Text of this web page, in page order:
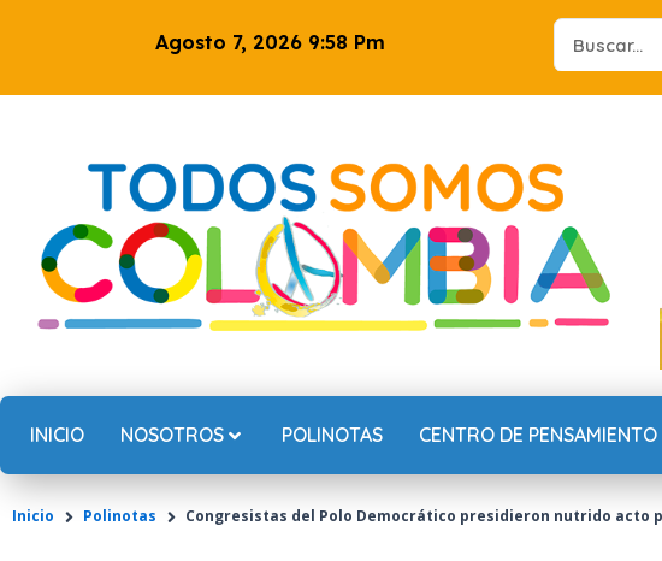
Agosto 7, 2026 9:58 Pm
Search
...
INICIO NOSOTROS POLINOTAS CENTRO DE PENSAMIENTO
Inicio Polinotas Congresistas del Polo Democrático presidieron nutrido acto